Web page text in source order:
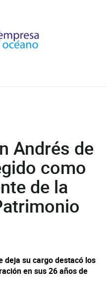
Andrés de
como
de la
deja su cargo destacó los
en sus 26 años de